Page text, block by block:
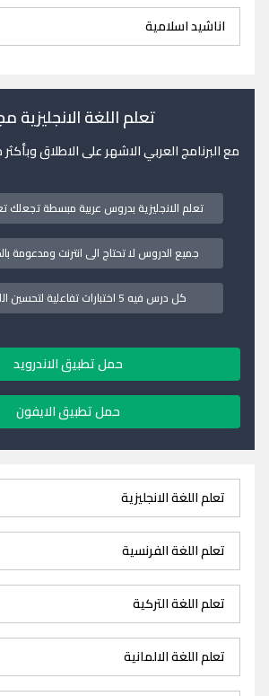
اناشيد اسلامية
تعلم اللغة الانجليزية
مع البرنامج العربي الاشهر على الاطلاق وبأكثر من 10 مليون
تعلم الانجليزية بدروس عربية مبسطة تجعلك
جميع الدروس لا تحتاج الى انترنت ومدعومة
كل درس فيه 5 اختبارات تفاعلية لتحسين اللفظ والنطق
حمل تطبيق الاندرويد
حمل تطبيق الايفون
تعلم اللغة الانجليزية
تعلم اللغة الفرنسية
تعلم اللغة التركية
تعلم اللغة الالمانية